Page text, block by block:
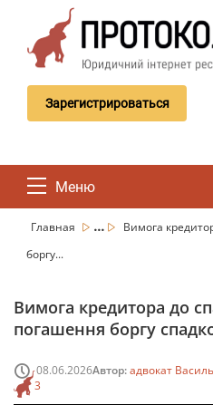
Зарегистрироваться
Меню
Главная ...
Вимога
боргу...
Вимога кредитора до
погашення боргу
08.06.2026Автор:адвокат
3